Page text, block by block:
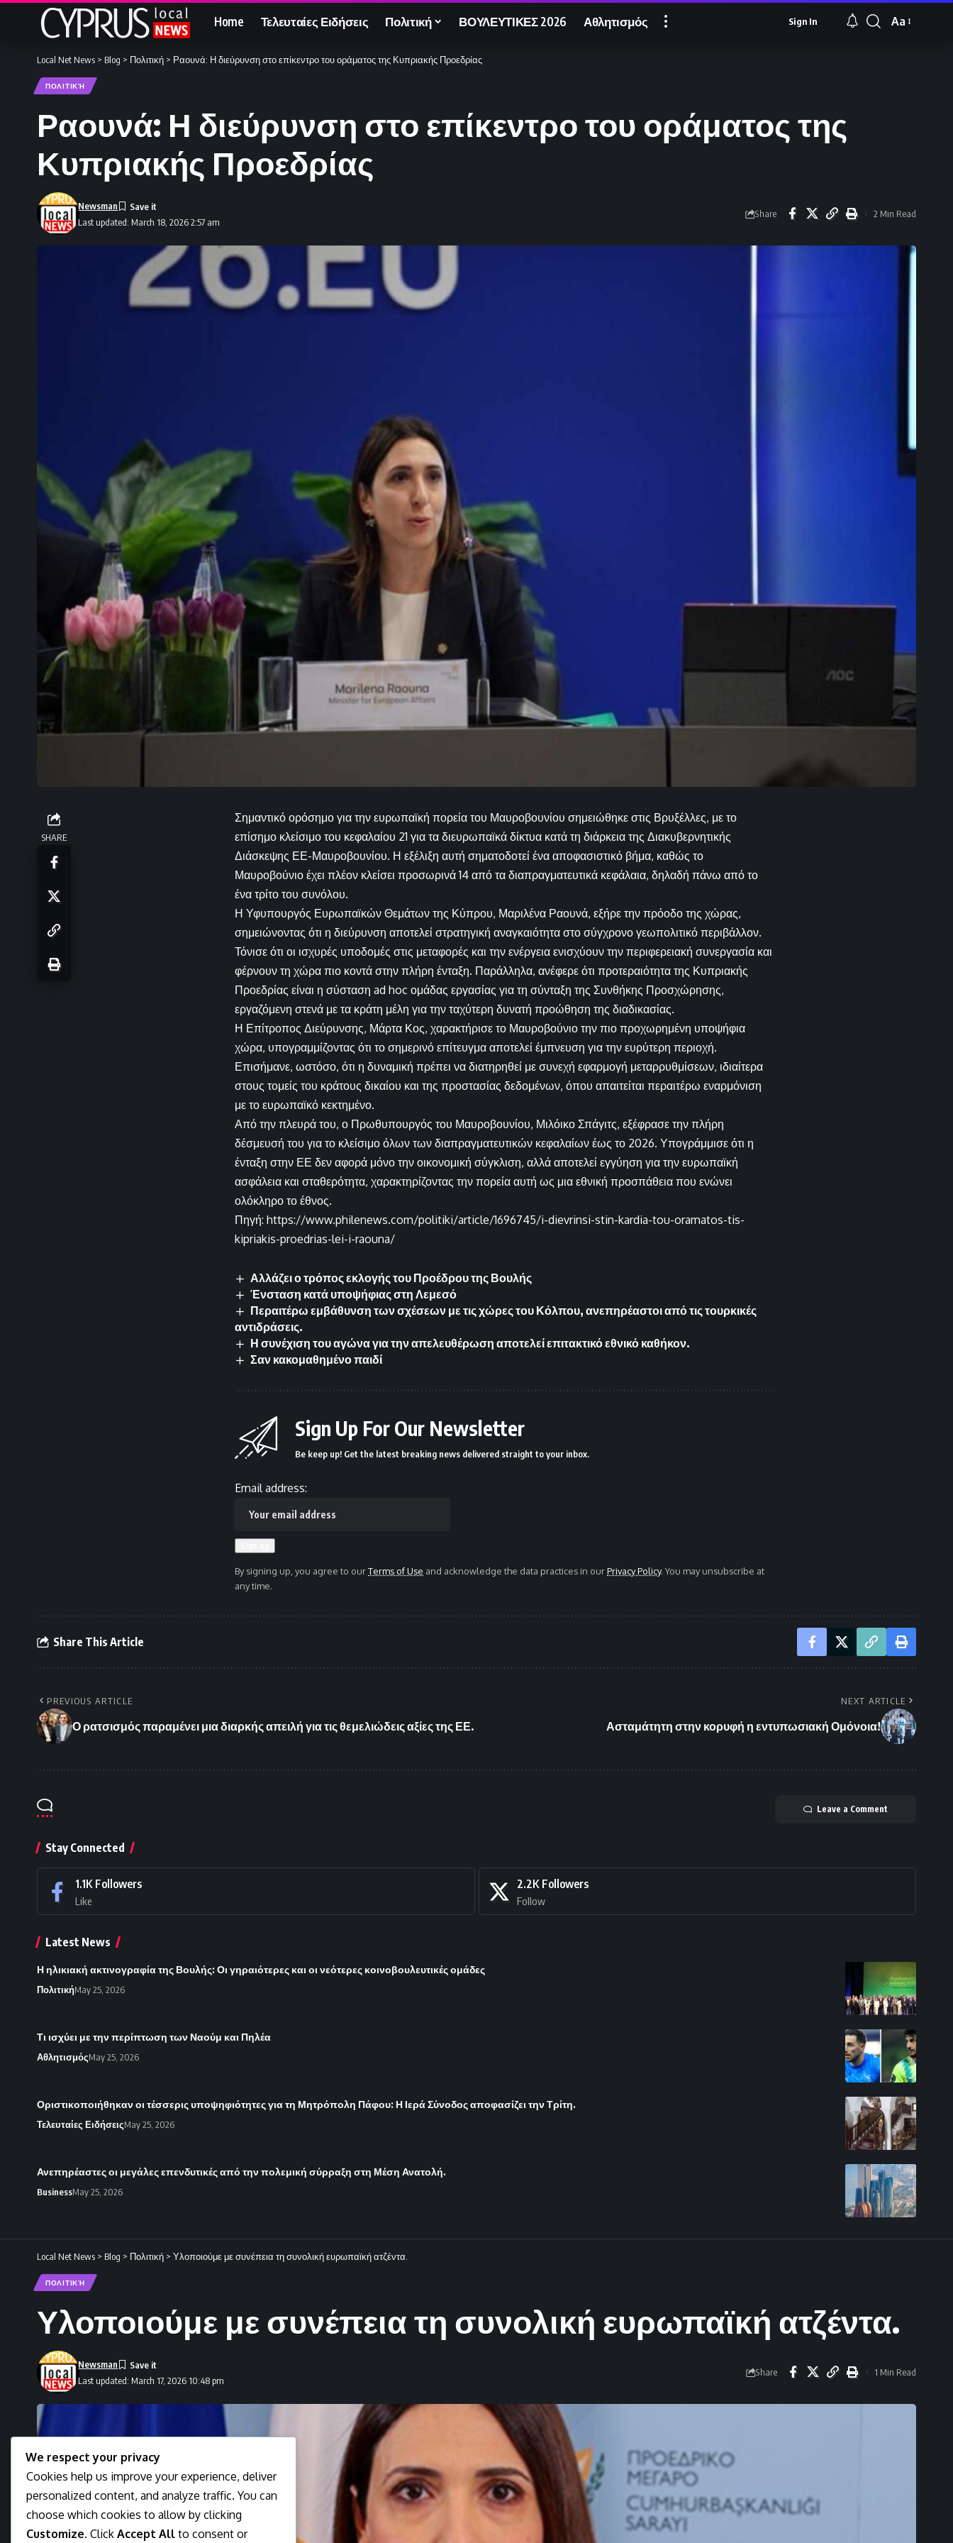
Home Τελευταίες Ειδήσεις Πολιτική ΒΟΥΛΕΥΤΙΚΕΣ 2026 Αθλητισμός Sign In
Font
Aa
Local Net News > Blog > Πολιτική > Ραουνά: Η διεύρυνση στο επίκεντρο του οράματος της Κυπριακής Προεδρίας
ΠΟΛΙΤΙΚΉ
Ραουνά: Η διεύρυνση στο επίκεντρο του οράματος της
Κυπριακής Προεδρίας
Last updated: March 18, 2026 2:57 am
Newsman
Share 2 Min Read
SHARE
Σημαντικό ορόσημο για την ευρωπαϊκή πορεία του Μαυροβουνίου σημειώθηκε στις Βρυξέλλες, με το
επίσημο κλείσιμο του κεφαλαίου 21 για τα διευρωπαϊκά δίκτυα κατά τη διάρκεια της Διακυβερνητικής
Διάσκεψης ΕΕ-Μαυροβουνίου. Η εξέλιξη αυτή σηματοδοτεί ένα αποφασιστικό βήμα, καθώς το
Μαυροβούνιο έχει πλέον κλείσει προσωρινά 14 από τα διαπραγματευτικά κεφάλαια, δηλαδή πάνω από το
ένα τρίτο του συνόλου.
Η Υφυπουργός Ευρωπαϊκών Θεμάτων της Κύπρου, Μαριλένα Ραουνά, εξήρε την πρόοδο της χώρας,
σημειώνοντας ότι η διεύρυνση αποτελεί στρατηγική αναγκαιότητα στο σύγχρονο γεωπολιτικό περιβάλλον.
Τόνισε ότι οι ισχυρές υποδομές στις μεταφορές και την ενέργεια ενισχύουν την περιφερειακή συνεργασία και
φέρνουν τη χώρα πιο κοντά στην πλήρη ένταξη. Παράλληλα, ανέφερε ότι προτεραιότητα της Κυπριακής
Προεδρίας είναι η σύσταση ad hoc ομάδας εργασίας για τη σύνταξη της Συνθήκης Προσχώρησης,
εργαζόμενη στενά με τα κράτη μέλη για την ταχύτερη δυνατή προώθηση της διαδικασίας.
Η Επίτροπος Διεύρυνσης, Μάρτα Κος, χαρακτήρισε το Μαυροβούνιο την πιο προχωρημένη υποψήφια
χώρα, υπογραμμίζοντας ότι το σημερινό επίτευγμα αποτελεί έμπνευση για την ευρύτερη περιοχή.
Επισήμανε, ωστόσο, ότι η δυναμική πρέπει να διατηρηθεί με συνεχή εφαρμογή μεταρρυθμίσεων, ιδιαίτερα
στους τομείς του κράτους δικαίου και της προστασίας δεδομένων, όπου απαιτείται περαιτέρω εναρμόνιση
με το ευρωπαϊκό κεκτημένο.
Από την πλευρά του, ο Πρωθυπουργός του Μαυροβουνίου, Μιλόικο Σπάγιτς, εξέφρασε την πλήρη
δέσμευσή του για το κλείσιμο όλων των διαπραγματευτικών κεφαλαίων έως το 2026. Υπογράμμισε ότι η
ένταξη στην ΕΕ δεν αφορά μόνο την οικονομική σύγκλιση, αλλά αποτελεί εγγύηση για την ευρωπαϊκή
ασφάλεια και σταθερότητα, χαρακτηρίζοντας την πορεία αυτή ως μια εθνική προσπάθεια που ενώνει
ολόκληρο το έθνος.
Πηγή: https://www.philenews.com/politiki/article/1696745/i-dievrinsi-stin-kardia-tou-oramatos-tis-
kipriakis-proedrias-lei-i-raouna/
Αλλάζει ο τρόπος εκλογής του Προέδρου της Βουλής
Ένσταση κατά υποψήφιας στη Λεμεσό
Περαιτέρω εμβάθυνση των σχέσεων με τις χώρες του Κόλπου, ανεπηρέαστοι από τις τουρκικές
αντιδράσεις.
Η συνέχιση του αγώνα για την απελευθέρωση αποτελεί επιτακτικό εθνικό καθήκον.
Σαν κακομαθημένο παιδί
Sign Up For Our Newsletter
Be keep up! Get the latest breaking news delivered straight to your inbox.
Email address:
By signing up, you agree to ourTerms of Use and acknowledge the data practices in ourPrivacy Policy. You may unsubscribe at
any time.
Share This Article
PREVIOUS ARTICLE
Ο ρατσισμός παραμένει μια διαρκής απειλή για τις θεμελιώδεις αξίες της ΕΕ.
NEXT ARTICLE
Ασταμάτητη στην κορυφή η εντυπωσιακή Ομόνοια!
Leave a Comment
Stay Connected
1.1K Followers
Like
2.2K Followers
Follow
Latest News
Η ηλικιακή ακτινογραφία της Βουλής: Οι γηραιότερες και οι νεότερες κοινοβουλευτικές ομάδες
ΠολιτικήMay 25, 2026
Τι ισχύει με την περίπτωση των Ναούμ και Πηλέα
ΑθλητισμόςMay 25, 2026
Οριστικοποιήθηκαν οι τέσσερις υποψηφιότητες για τη Μητρόπολη Πάφου: Η Ιερά Σύνοδος αποφασίζει την Τρίτη.
Τελευταίες ΕιδήσειςMay 25, 2026
Ανεπηρέαστες οι μεγάλες επενδυτικές από την πολεμική σύρραξη στη Μέση Ανατολή.
BusinessMay 25, 2026
Local Net News > Blog > Πολιτική > Υλοποιούμε με συνέπεια τη συνολική ευρωπαϊκή ατζέντα.
ΠΟΛΙΤΙΚΉ
Υλοποιούμε με συνέπεια τη συνολική ευρωπαϊκή ατζέντα.
Last updated: March 17, 2026 10:48 pm
Newsman
Share 1 Min Read
We respect your privacy
Cookies help us improve your experience, deliver
personalized content, and analyze traffic. You can
choose which cookies to allow by clicking
Customize. Click Accept All to consent or